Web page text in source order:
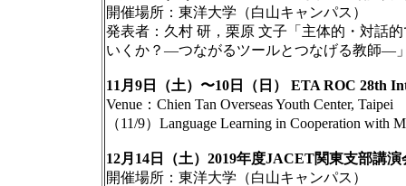
開催場所：東洋大学（白山キャンパス）
発表者：久村 研，栗原 文子「主体的・対話
いくか？―つながるツールとつなげる教師―
11月9日（土）〜10日（日） ETA ROC 28th
Venue：Chien Tan Overseas Youth Center, Taipei
（11/9）Language Learning in Cooperation with
12月14日（土）2019年度JACET関東支部講演
開催場所：東洋大学（白山キャンパス）